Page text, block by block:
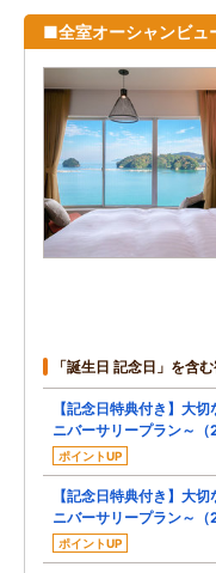
■全室オーシャンビュ
「誕生日 記念日」を含
【記念日特典付き】大
ニバーサリープラン～（
ポイントUP
【記念日特典付き】大
ニバーサリープラン～（
ポイントUP